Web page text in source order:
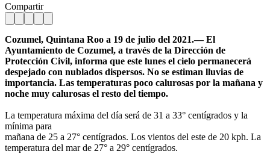
Compartir
Cozumel, Quintana Roo a 19 de julio del 2021.— El
Ayuntamiento de Cozumel, a través de la Dirección de
Protección Civil, informa que este lunes el cielo permanecerá
despejado con nublados dispersos. No se estiman lluvias de
importancia. Las temperaturas poco calurosas por la mañana y
noche muy calurosas el resto del tiempo.
La temperatura máxima del día será de 31 a 33° centígrados y la
mínima para
mañana de 25 a 27° centígrados. Los vientos del este de 20 kph. La
temperatura del mar de 27° a 29° centígrados.